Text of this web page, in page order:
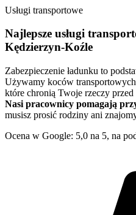
Usługi transportowe
Najlepsze usługi
Kędzierzyn-Koźle
Zabezpieczenie ładunku to
Używamy koców
które chronią Twoje rzeczy
Nasi pracownicy pomagają
musisz prosić rodziny ani
Ocena w Google: 5,0 na 5, na